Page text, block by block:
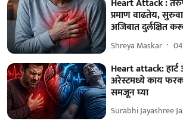
Heart Attack :
प्रमाण वाढतेय,
अजिबात दुर्लक्षित
Shreya Maskar
Heart attack: हार्ट
अरेस्टमध्ये काय
समजून घ्या
Surabhi Jayashree